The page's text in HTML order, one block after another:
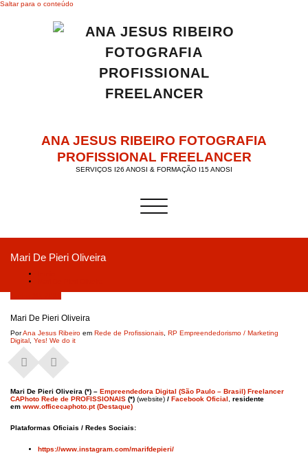
Saltar para o conteúdo
ANA JESUS RIBEIRO FOTOGRAFIA
PROFISSIONAL FREELANCER
SERVIÇOS I26 ANOSI & FORMAÇÃO I15 ANOSI
Alternar a navegação
Mari De Pieri Oliveira
Mari De Pieri Oliveira
PorAna Jesus Ribeiro em Rede de Profissionais RP Empreendedorismo / Marketing
Digital Yes! We do it
Mari De Pieri Oliveira (*) – Empreendedora Digital (São Paulo – Brasil) Freelancer
CAPhoto Rede de PROFISSIONAIS (*) (website) / Facebook Oficial
residente
em www.officecaphoto.pt (Destaque)
Plataformas Oficiais / Redes Sociais:
https://www.instagram.com/marifdepieri/